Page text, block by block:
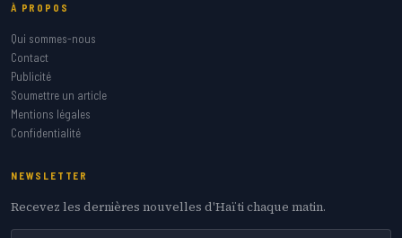
À PROPOS
Qui sommes-nous
Contact
Publicité
Soumettre un article
Mentions légales
Confidentialité
NEWSLETTER
Recevez les dernières nouvelles d'Haïti chaque matin.